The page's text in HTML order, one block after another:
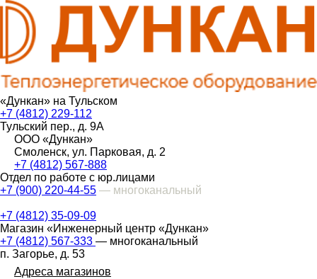
«Дункан» на Тульском
+7 (4812) 229-112
Тульский пер., д. 9А
ООО «Дункан»
Смоленск, ул. Парковая, д. 2
+7 (4812) 567-888
Отдел по работе с юр.лицами
+7 (900) 220-44-55 — многоканальный
+7 (4812) 35-09-09
Магазин «Инженерный центр «Дункан»
+7 (4812) 567-333 — многоканальный
п. Загорье, д. 53
Адреса магазинов